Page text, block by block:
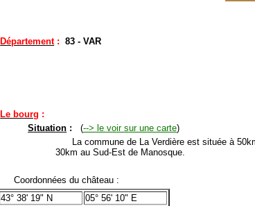
Département : 83 - VAR
Le bourg :
Situation : (--> le voir sur une carte)
La commune de La Verdière est située à
30km au Sud-Est de Manosque.
Coordonnées du château :
43° 38' 19" N
05° 56' 10" E